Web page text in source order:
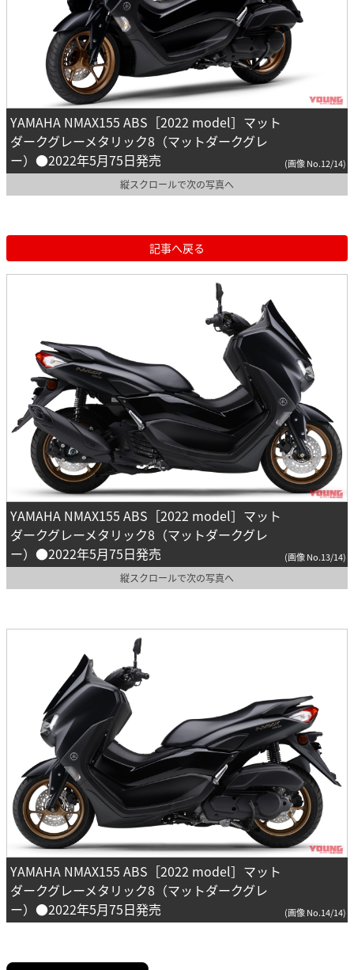
YAMAHA NMAX155 ABS［2022 model］マット
ダークグレーメタリック8（マットダークグレ
ー）●2022年5月75日発売
(画像 No.12/14)
縦スクロールで次の写真へ
記事へ戻る
YAMAHA NMAX155 ABS［2022 model］マット
ダークグレーメタリック8（マットダークグレ
ー）●2022年5月75日発売
(画像 No.13/14)
縦スクロールで次の写真へ
YAMAHA NMAX155 ABS［2022 model］マット
ダークグレーメタリック8（マットダークグレ
ー）●2022年5月75日発売
(画像 No.14/14)